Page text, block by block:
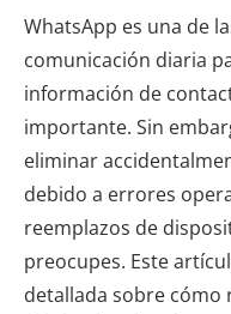
WhatsApp es una de
comunicación diaria
información de
importante. Sin
eliminar
debido a errores
reemplazos de
preocupes. Este
detallada sobre